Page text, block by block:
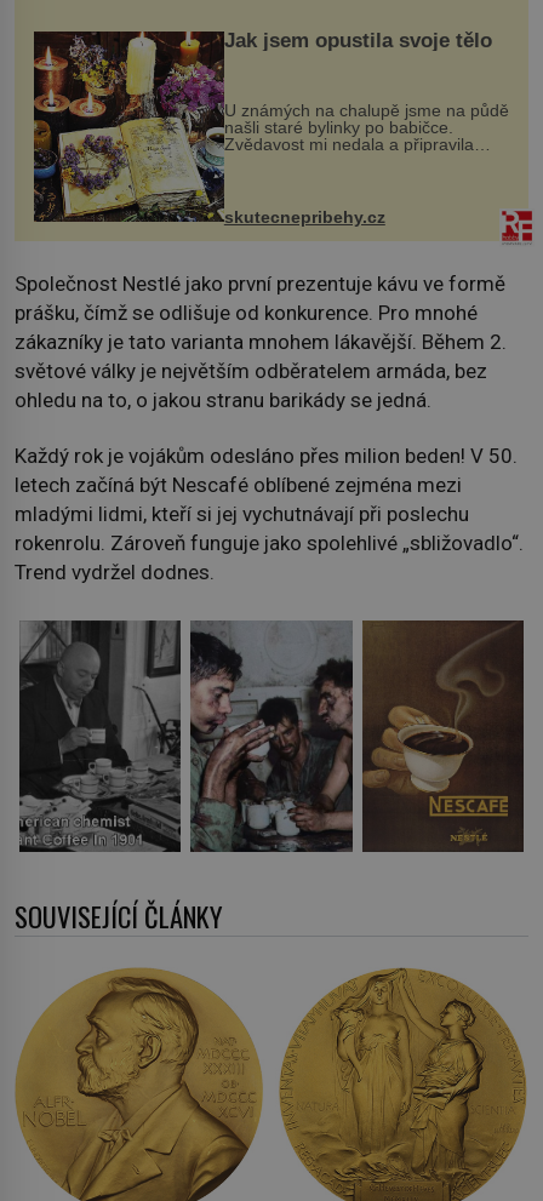
Jak jsem opustila svoje tělo
U známých na chalupě jsme na půdě
našli staré bylinky po babičce.
Zvědavost mi nedala a připravila
jsem si z nich lektvar… Zimní pobyt
na chalupě se pro mě vlastní vinou
změnil v děsivý zážitek, na kt...
skutecnepribehy.cz
Společnost Nestlé jako první prezentuje kávu ve formě
prášku, čímž se odlišuje od konkurence. Pro mnohé
zákazníky je tato varianta mnohem lákavější. Během 2.
světové války je největším odběratelem armáda, bez
ohledu na to, o jakou stranu barikády se jedná.
Každý rok je vojákům odesláno přes milion beden! V 50.
letech začíná být Nescafé oblíbené zejména mezi
mladými lidmi, kteří si jej vychutnávají při poslechu
rokenrolu. Zároveň funguje jako spolehlivé „sbližovadlo“.
Trend vydržel dodnes.
SOUVISEJÍCÍ ČLÁNKY